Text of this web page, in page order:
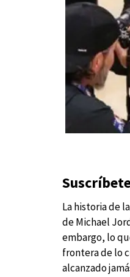
La historia de
de Michael
embargo, lo
frontera de lo
alcanzado